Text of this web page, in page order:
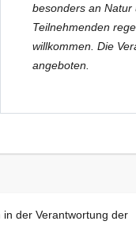
besonders an Natur
Teilnehmenden
willkommen. Die
angeboten.
in der Verantwortung der